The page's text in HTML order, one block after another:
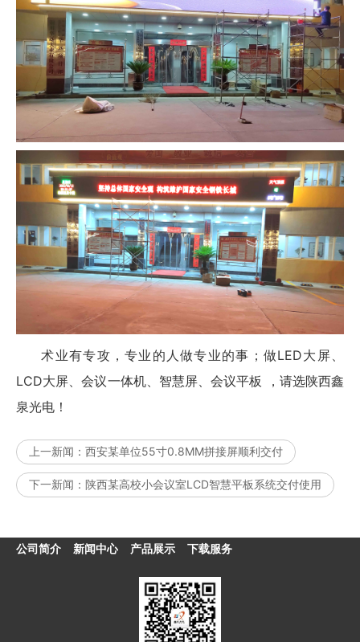
术业有专攻，专业的人做专业的事；做LED大屏、
LCD大屏、会议一体机、智慧屏、会议平板 ，请选陕西鑫
泉光电！
上一新闻： 西安某单位55寸0.8MM拼接屏顺利交付
下一新闻： 陕西某高校小会议室LCD智慧平板系统交付使用
公司简介 新闻中心 产品展示 下载服务